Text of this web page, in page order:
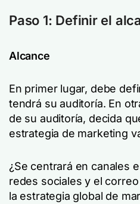
Paso 1: Definir el
Alcance
En primer lugar, debe
tendrá su auditoría. En
de su auditoría, decida
estrategia de marketing
¿Se centrará en canales
redes sociales y el
la estrategia global de